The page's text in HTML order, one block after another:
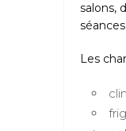
salons,
Les